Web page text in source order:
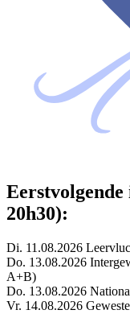
20h30):
Di. 11.08.2026
Do. 13.08.2026
A+B)
Do. 13.08.2026
Vr. 14.08.2026